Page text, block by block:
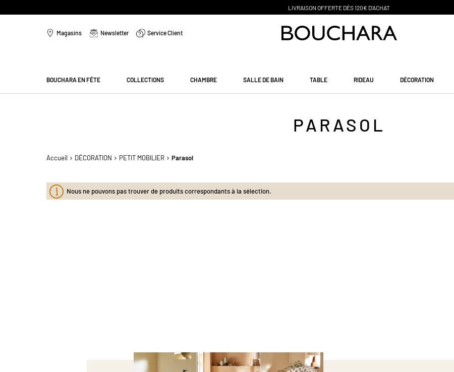
PAIEMENT EN 3 SANS FRAIS
Magasins Newsletter Service Client
BOUCHARA EN FÊTE COLLECTIONS CHAMBRE SALLE DE BAIN TABLE RIDEAU DÉCORATION
PARASOL
Accueil DÉCORATION PETIT MOBILIER Parasol
Nous ne pouvons pas trouver de produits correspondants à la sélection.